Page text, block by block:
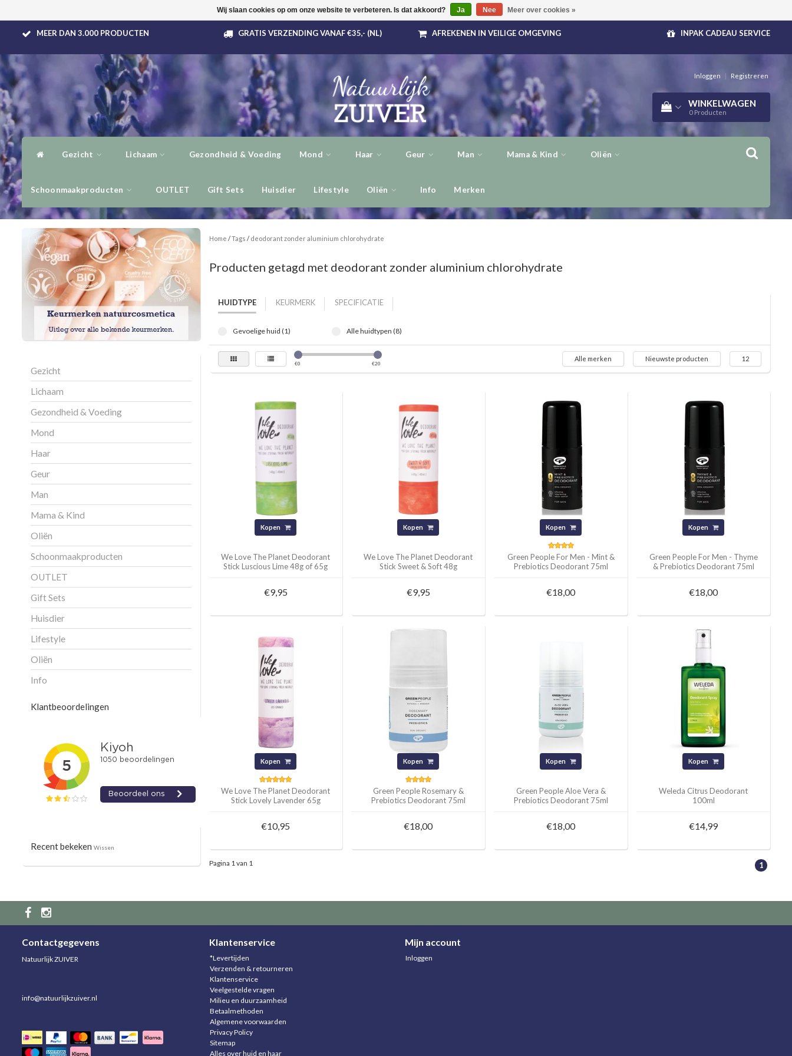
MEER DAN 3.000 PRODUCTEN GRATIS VERZENDING VANAF €35,- (NL) AFREKENEN IN VEILIGE OMGEVING INPAK CADEAU SERVICE
Inloggen | Registreren
WINKELWAGEN
0 Producten
Gezicht Lichaam Gezondheid & Voeding Mond Haar Geur Man Mama & Kind Oliën
Schoonmaakproducten OUTLET Gift Sets Huisdier Lifestyle Oliën Info Merken
Gezicht
Lichaam
Gezondheid & Voeding
Mond
Haar
Geur
Man
Mama & Kind
Oliën
Schoonmaakproducten
OUTLET
Gift Sets
Huisdier
Lifestyle
Oliën
Info
Klantbeoordelingen
Recent bekeken Wissen
Home /Tags / deodorant zonder aluminium chlorohydrate
Producten getagd met deodorant zonder aluminium chlorohydrate
HUIDTYPE KEURMERK SPECIFICATIE
Gevoelige huid (1) Alle huidtypen (8)
€0 €20
Alle merken Nieuwste producten 12
Kopen
We Love The Planet Deodorant
Stick Luscious Lime 48g of 65g
€9,95
Kopen
We Love The Planet Deodorant
Stick Sweet & Soft 48g
€9,95
Kopen
Green People For Men - Mint &
Prebiotics Deodorant 75ml
€18,00
Kopen
Green People For Men - Thyme
& Prebiotics Deodorant 75ml
€18,00
Kopen
We Love The Planet Deodorant
Stick Lovely Lavender 65g
€10,95
Kopen
Green People Rosemary &
Prebiotics Deodorant 75ml
€18,00
Kopen
Green People Aloe Vera &
Prebiotics Deodorant 75ml
€18,00
Kopen
Weleda Citrus Deodorant
100ml
€14,99
Pagina 1 van 1 1
Contactgegevens
Natuurlijk ZUIVER
info@natuurlijkzuiver.nl
Klantenservice
*Levertijden
Verzenden & retourneren
Klantenservice
Veelgestelde vragen
Milieu en duurzaamheid
Betaalmethoden
Algemene voorwaarden
Privacy Policy
Sitemap
Alles over huid en haar
Mijn account
Inloggen
Wij slaan cookies op om onze website te verbeteren. Is dat akkoord? Ja Nee Meer over cookies »